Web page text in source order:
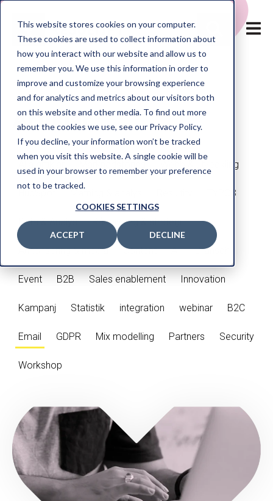
This website stores cookies on your computer.
These cookies are used to collect information about
how you interact with our website and allow us to
remember you. We use this information in order to
improve and customize your browsing experience
and for analytics and metrics about our visitors both
on this website and other media. To find out more
about the cookies we use, see our Privacy Policy.
If you decline, your information won’t be tracked
when you visit this website. A single cookie will be
used in your browser to remember your preference
not to be tracked.
COOKIES SETTINGS
ACCEPT DECLINE
TJÄNSTER
HUBSPOT
CASE
ARTIKLAR
OM OSS
ENG
Artiklar
Webb & utveckling
TYPO3
Data & Analys Rådgivning & strategi
Annonsering & media Content AI Bransch
Event B2B Sales enablement Innovation
Kampanj Statistik integration webinar B2C
Email GDPR Mix modelling Partners Security
Workshop